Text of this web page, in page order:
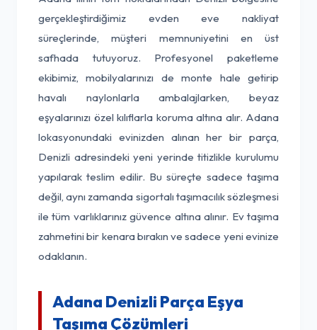
gerçekleştirdiğimiz evden eve nakliyat
süreçlerinde, müşteri memnuniyetini en üst
safhada tutuyoruz. Profesyonel paketleme
ekibimiz, mobilyalarınızı de monte hale getirip
havalı naylonlarla ambalajlarken, beyaz
eşyalarınızı özel kılıflarla koruma altına alır. Adana
lokasyonundaki evinizden alınan her bir parça,
Denizli adresindeki yeni yerinde titizlikle kurulumu
yapılarak teslim edilir. Bu süreçte sadece taşıma
değil, aynı zamanda sigortalı taşımacılık sözleşmesi
ile tüm varlıklarınız güvence altına alınır. Ev taşıma
zahmetini bir kenara bırakın ve sadece yeni evinize
odaklanın.
Adana Denizli Parça Eşya
Taşıma Çözümleri